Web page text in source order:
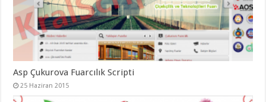
Asp Çukurova Fuarcılık Scripti
25 Haziran 2015